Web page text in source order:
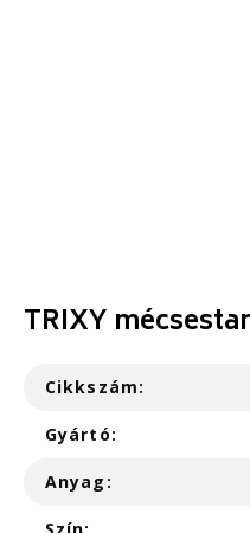
TRIXY
Cikkszám:
Gyártó:
Anyag: